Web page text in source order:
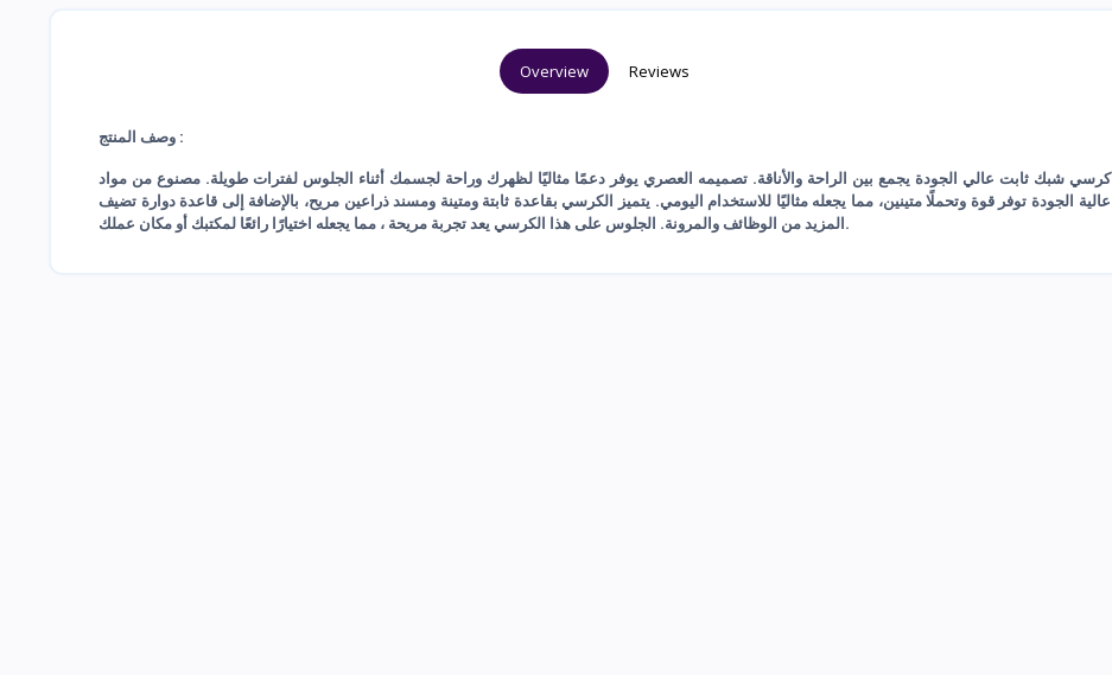
Overview Reviews
وصف المنتج :
كرسي شبك ثابت عالي الجودة يجمع بين الراحة والأناقة. تصميمه العصري يوفر دعمًا مثاليًا لظهرك وراحة لجسمك أثناء الجلوس لفترات طويلة. مصنوع من مواد
عالية الجودة توفر قوة وتحملًا متينين، مما يجعله مثاليًا للاستخدام اليومي. يتميز الكرسي بقاعدة ثابتة ومتينة ومسند ذراعين مريح، بالإضافة إلى قاعدة دوارة تضيف
المزيد من الوظائف والمرونة. الجلوس على هذا الكرسي يعد تجربة مريحة ، مما يجعله اختيارًا رائعًا لمكتبك أو مكان عملك.